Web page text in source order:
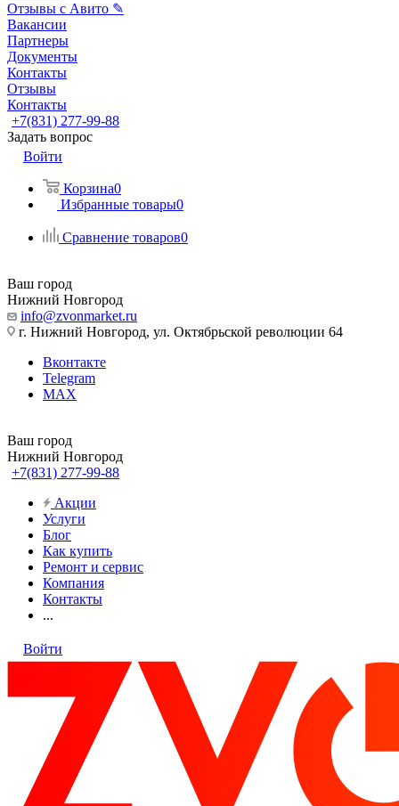
Отзывы с Авито ✎
Вакансии
Партнеры
Документы
Контакты
Отзывы
Контакты
+7(831) 277-99-88
Задать вопрос
Войти
Корзина0
Избранные товары0
Сравнение товаров0
Ваш город
Нижний Новгород
info@zvonmarket.ru
г. Нижний Новгород, ул. Октябрьской революции 64
Вконтакте
Telegram
MAX
Ваш город
Нижний Новгород
+7(831) 277-99-88
Акции
Услуги
Блог
Как купить
Ремонт и сервис
Компания
Контакты
...
Войти